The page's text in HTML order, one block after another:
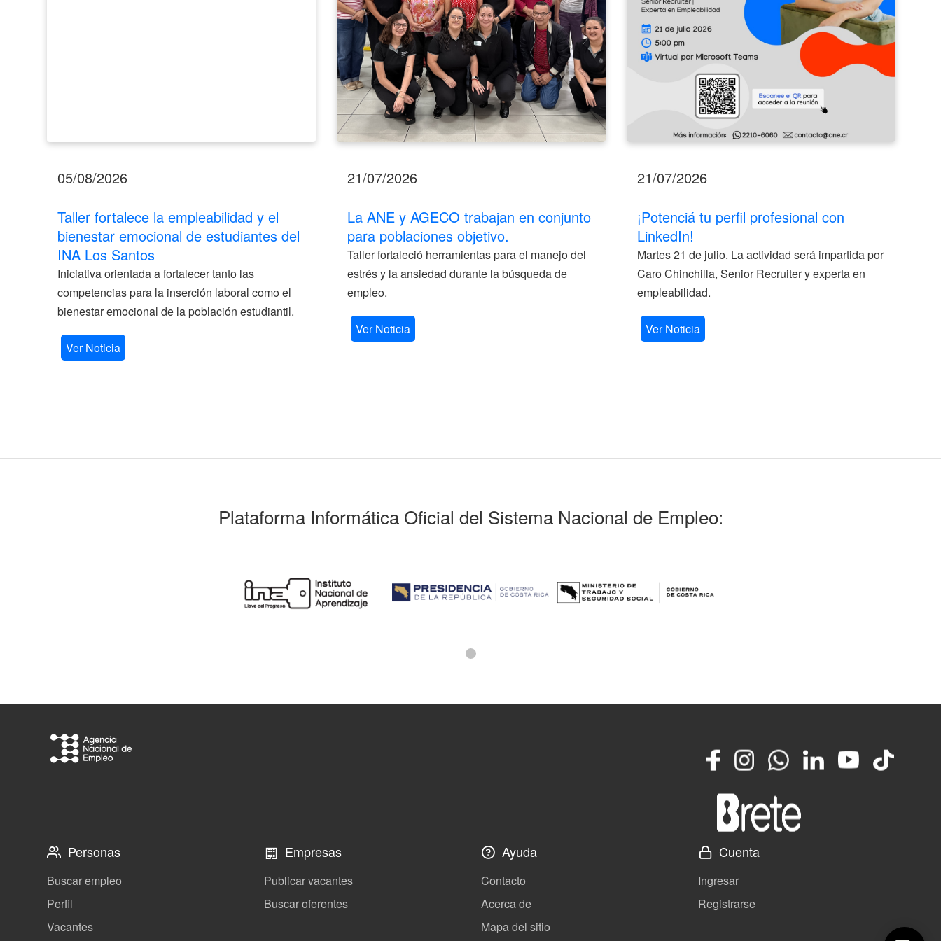
05/08/2026
Taller fortalece la empleabilidad y el
bienestar emocional de estudiantes del
INA Los Santos
Iniciativa orientada a fortalecer tanto las
competencias para la inserción laboral como el
bienestar emocional de la población estudiantil.
Ver Noticia
poblaciones
objetivo.
21/07/2026
La ANE y AGECO trabajan en conjunto
para poblaciones objetivo.
Taller fortaleció herramientas para el manejo del
estrés y la ansiedad durante la búsqueda de
empleo.
Ver Noticia
21/07/2026
¡Potenciá tu perfil profesional con
LinkedIn!
Martes 21 de julio. La actividad será impartida por
Caro Chinchilla, Senior Recruiter y experta en
empleabilidad.
Ver Noticia
Plataforma Informática Oficial del Sistema Nacional de Empleo:
FacebookInstagramWhatsappLinkedInYouTube
TikTok
Personas
Buscar empleo
Perfil
Vacantes
Empresas
Publicar vacantes
Buscar oferentes
Ayuda
Contacto
Acerca de
Mapa del sitio
Cuenta
Ingresar
Registrarse